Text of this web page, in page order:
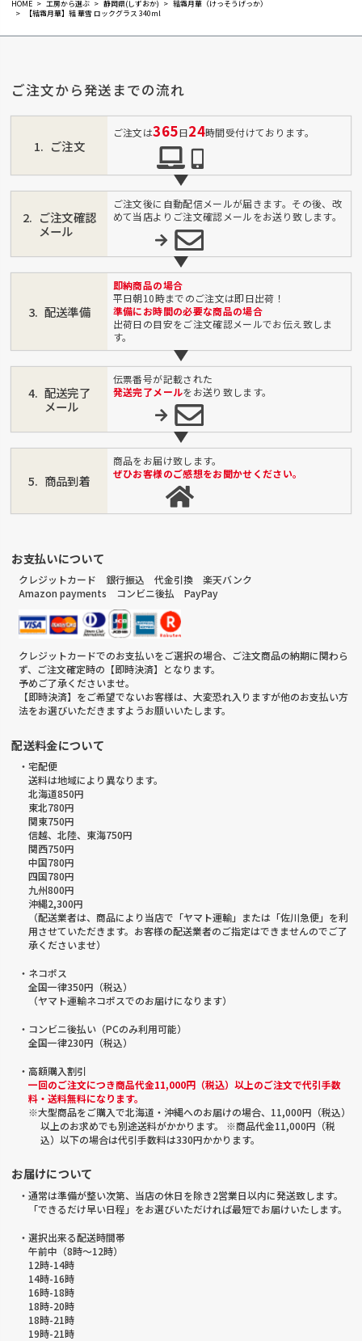
HOME 工房から選ぶ 静岡県(しずおか)
結霜月華（けっそうげっか）
【結霜月華】結 華雪 ロックグラス 340ml
ご注文から発送までの流れ
ご注文
ご注文は365日24時間受付けております。
ご注文確認
メール
ご注文後に自動配信メールが届きます。その後、改
めて当店よりご注文確認メールをお送り致します。
配送準備
即納商品の場合
平日朝10時までのご注文は即日出荷！
準備にお時間の必要な商品の場合
出荷日の目安をご注文確認メールでお伝え致しま
す。
配送完了
メール
伝票番号が記載された
発送完了メールをお送り致します。
商品到着
商品をお届け致します。
ぜひお客様のご感想をお聞かせください。
お支払いについて
クレジットカード 銀行振込 代金引換 楽天バンク
Amazon payments コンビニ後払 PayPay
クレジットカードでのお支払いをご選択の場合、ご注文商品の納期に関わら
ず、ご注文確定時の【即時決済】となります。
予めご了承くださいませ。
【即時決済】をご希望でないお客様は、大変恐れ入りますが他のお支払い方
法をお選びいただきますようお願いいたします。
配送料金について
・宅配便
送料は地域により異なります。
北海道850円
東北780円
関東750円
信越、北陸、東海750円
関西750円
中国780円
四国780円
九州800円
沖縄2,300円
（配送業者は、商品により当店で「ヤマト運輸」または「佐川急便」を利
用させていただきます。お客様の配送業者のご指定はできませんのでご了
承くださいませ）
・ネコポス
全国一律350円（税込）
（ヤマト運輸ネコポスでのお届けになります）
・コンビニ後払い（PCのみ利用可能）
全国一律230円（税込）
・高額購入割引
一回のご注文につき商品代金11,000円（税込）以上のご注文で代引手数
料・送料無料になります。
※大型商品をご購入で北海道・沖縄へのお届けの場合、11,000円（税込）
以上のお求めでも別途送料がかかります。 ※商品代金11,000円（税
込）以下の場合は代引手数料は330円かかります。
お届けについて
・通常は準備が整い次第、当店の休日を除き2営業日以内に発送致します。
「できるだけ早い日程」をお選びいただければ最短でお届けいたします。
・選択出来る配送時間帯
午前中（8時～12時）
12時-14時
14時-16時
16時-18時
18時-20時
18時-21時
19時-21時